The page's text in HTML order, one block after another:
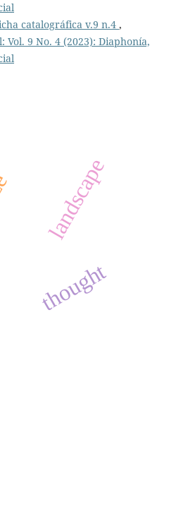
catalográfica v.9 n.4 ,
Vol. 9 No. 4 (2023): Diaphonía,
landscape
thought